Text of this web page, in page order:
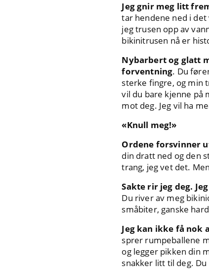
Jeg gnir meg litt
tar hendene ned i
jeg trusen opp av
bikinitrusen nå er
Nybarbert og glatt
forventning. Du
sterke fingre, og min
vil du bare kjenne på
mot deg. Jeg vil ha
«Knull meg!»
Ordene forsvinner
din dratt ned og den
trang, jeg vet det.
Sakte rir jeg deg.
Du river av meg
småbiter, ganske
Jeg kan ikke få nok
sprer rumpeballene
og legger pikken din
snakker litt til deg.